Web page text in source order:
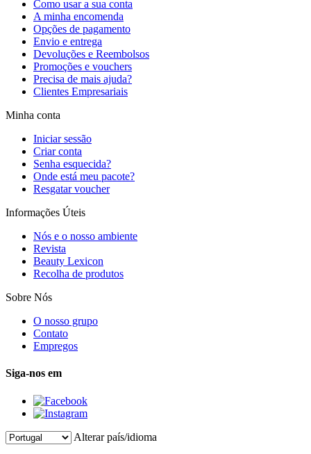
Como usar a sua conta
A minha encomenda
Opções de pagamento
Envio e entrega
Devoluções e Reembolsos
Promoções e vouchers
Precisa de mais ajuda?
Clientes Empresariais
Minha conta
Iniciar sessão
Criar conta
Senha esquecida?
Onde está meu pacote?
Resgatar voucher
Informações Úteis
Nós e o nosso ambiente
Revista
Beauty Lexicon
Recolha de produtos
Sobre Nós
O nosso grupo
Contato
Empregos
Siga-nos em
Alterar país/idioma